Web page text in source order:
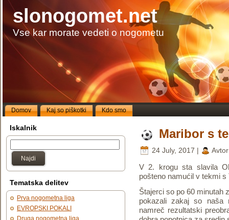
slonogomet.net
Vse kar morate vedeti o nogometu
Domov Kaj so piškotki Kdo smo
Iskalnik
Najdi
Tematska delitev
Prva nogometna liga
EVROPSKI POKALI
Druga nogometna liga
Maribor s
24 July, 2017 |
V 2. krogu sta slavila
pošteno namućil v tekmi s
Štajerci so po 60 minutah
pokazali zakaj so naša
namreč rezultatski